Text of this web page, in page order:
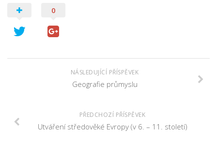
0
NÁSLEDUJÍCÍ PŘÍSPĚVEK
Geografie průmyslu
PŘEDCHOZÍ PŘÍSPĚVEK
Utváření středověké Evropy (v 6. – 11. století)